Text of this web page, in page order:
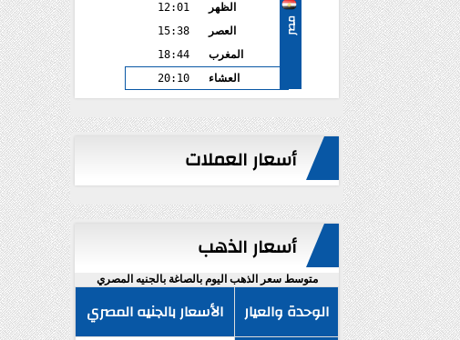
مصر
الظهر
12:01
العصر
15:38
المغرب
18:44
العشاء
20:10
أسعار العملات
أسعار الذهب
متوسط سعر الذهب اليوم بالصاغة بالجنيه المصري
الوحدة والعيار الأسعار بالجنيه المصري